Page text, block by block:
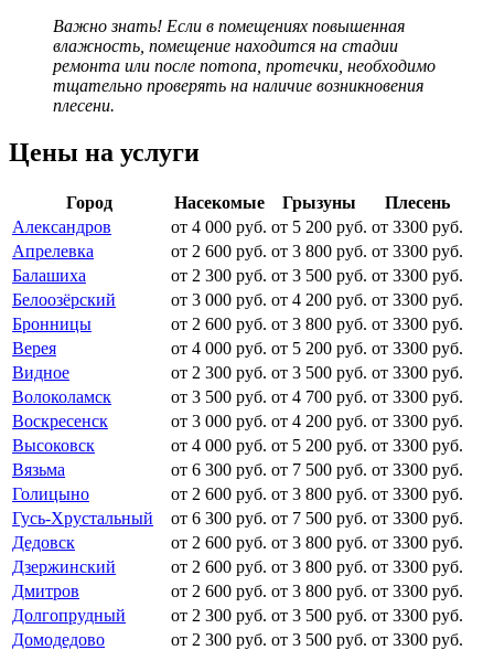
Важно знать! Если в помещениях повышенная
влажность, помещение находится на стадии
ремонта или после потопа, протечки, необходимо
тщательно проверять на наличие возникновения
плесени.
Цены на услуги
Город Насекомые Грызуны
Плесень
Александров
от 4 000 руб. от 5 200 руб. от 3300 руб.
Апрелевка
от 2 600 руб. от 3 800 руб. от 3300 руб.
Балашиха
от 2 300 руб. от 3 500 руб. от 3300 руб.
Белоозёрский
от 3 000 руб. от 4 200 руб. от 3300 руб.
Бронницы
от 2 600 руб. от 3 800 руб. от 3300 руб.
Верея
от 4 000 руб. от 5 200 руб. от 3300 руб.
Видное
от 2 300 руб. от 3 500 руб. от 3300 руб.
Волоколамск
от 3 500 руб. от 4 700 руб. от 3300 руб.
Воскресенск
от 3 000 руб. от 4 200 руб. от 3300 руб.
Высоковск
от 4 000 руб. от 5 200 руб. от 3300 руб.
Вязьма
от 6 300 руб. от 7 500 руб. от 3300 руб.
Голицыно
от 2 600 руб. от 3 800 руб. от 3300 руб.
Гусь-Хрустальный
от 6 300 руб. от 7 500 руб. от 3300 руб.
Дедовск
от 2 600 руб. от 3 800 руб. от 3300 руб.
Дзержинский
от 2 600 руб. от 3 800 руб. от 3300 руб.
Дмитров
от 2 600 руб. от 3 800 руб. от 3300 руб.
Долгопрудный
от 2 300 руб. от 3 500 руб. от 3300 руб.
Домодедово
от 2 300 руб. от 3 500 руб. от 3300 руб.